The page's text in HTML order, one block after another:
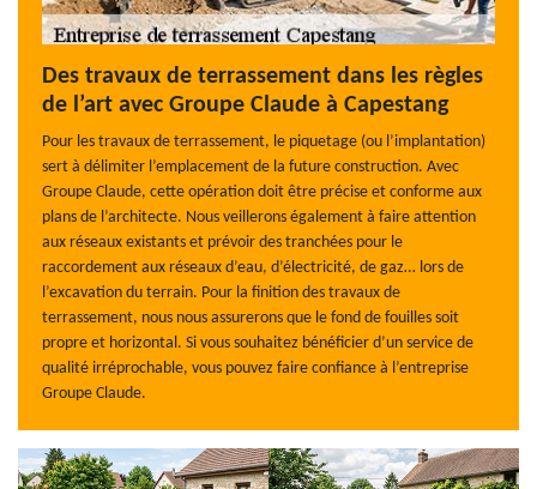
Des travaux de terrassement dans les règles
de l’art avec Groupe Claude à Capestang
Pour les travaux de terrassement, le piquetage (ou l’implantation)
sert à délimiter l’emplacement de la future construction. Avec
Groupe Claude, cette opération doit être précise et conforme aux
plans de l’architecte. Nous veillerons également à faire attention
aux réseaux existants et prévoir des tranchées pour le
raccordement aux réseaux d’eau, d’électricité, de gaz… lors de
l’excavation du terrain. Pour la finition des travaux de
terrassement, nous nous assurerons que le fond de fouilles soit
propre et horizontal. Si vous souhaitez bénéficier d’un service de
qualité irréprochable, vous pouvez faire confiance à l’entreprise
Groupe Claude.